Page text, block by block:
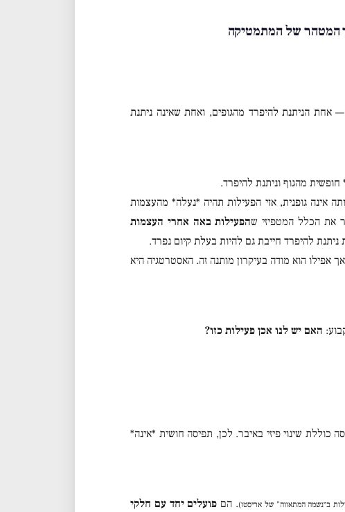
המטהר של המתמטיקה
— אחת הניתנת להיפרד מהגופים, ואחת שאינה ניתנת
מהגוף וניתנת להיפרד.
אינה גופנית, אזי הפעילות תהיה *נעלה* מהעצמות
את הכלל המטפיזי שהפעילות באה אחרי העצמות
להיפרד חייבת גם להיות בעלת קיום נפרד.
הוא מודה בעיקרון מותנה זה. האסטרטגיה היא
האם יש לנו אכן פעילות כזו?
כוללת שינוי פיזי באיבר. לכן, תפיסה חושית *אינה*
ב״נשמה המתאווה” של אריסטו). הם פועלים יחד עם חלקי